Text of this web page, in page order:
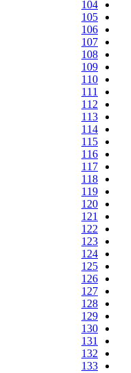
104
105
106
107
108
109
110
111
112
113
114
115
116
117
118
119
120
121
122
123
124
125
126
127
128
129
130
131
132
133